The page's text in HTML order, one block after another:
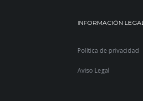
INFORMACIÓN LEGAL
Política de privacidad
Aviso Legal